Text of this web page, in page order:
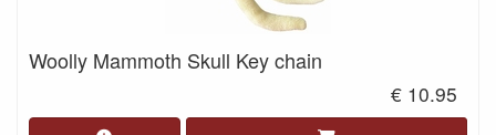
Woolly Mammoth Skull Key chain
€ 10.95